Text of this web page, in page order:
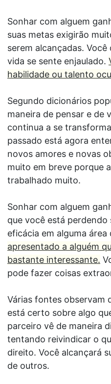
Sonhar com alguem
suas metas exigirão
serem alcançadas.
vida se sente enjaulado.
habilidade ou talento
Segundo dicionários
maneira de pensar e de
continua a se
passado está agora
novos amores e novas
muito em breve porque
trabalhado muito.
Sonhar com alguem
que você está perdendo
eficácia em alguma área
apresentado a alguém
bastante interessante.
pode fazer coisas
Várias fontes observam
está certo sobre algo
parceiro vê de maneira
tentando reivindicar o
direito. Você alcançará
de outros.